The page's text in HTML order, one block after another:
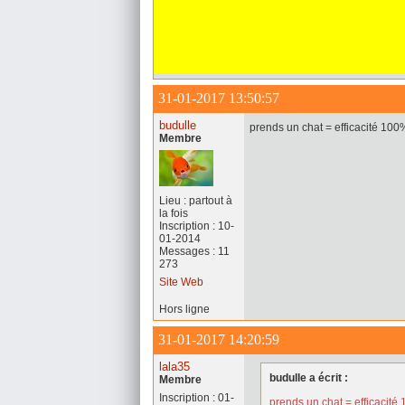
31-01-2017 13:50:57
budulle
Membre
Lieu : partout à
la fois
Inscription : 10-
01-2014
Messages : 11
273
Site Web
prends un chat = efficacité
Hors ligne
31-01-2017 14:20:59
lala35
Membre
Inscription : 01-
budulle a écrit :
prends un chat = efficacité